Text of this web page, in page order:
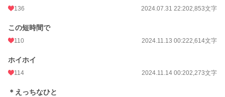
136 2024.07.31 22:202,853文字
この短時間で
110 2024.11.13 00:222,614文字
ホイホイ
114 2024.11.14 00:202,273文字
＊えっちなひと